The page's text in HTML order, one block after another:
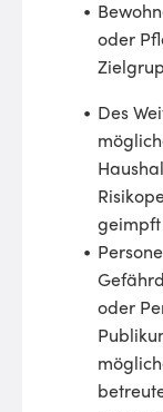
oder
Des
oder